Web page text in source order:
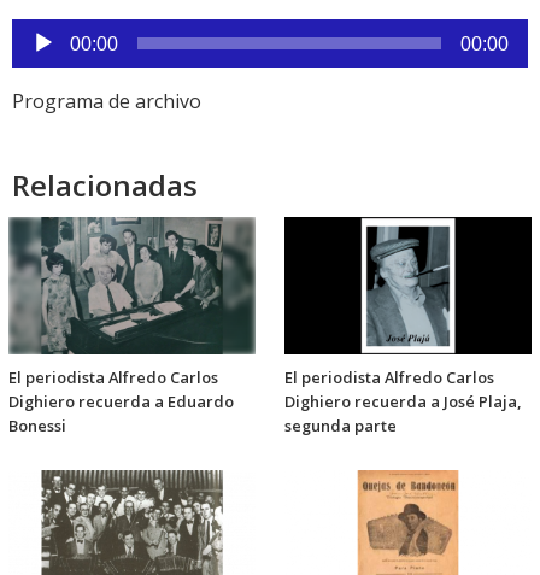
Reproductor
de
audio
00:00 00:00
Programa de archivo
Relacionadas
El periodista Alfredo Carlos
Dighiero recuerda a Eduardo
Bonessi
El periodista Alfredo Carlos
Dighiero recuerda a José Plaja,
segunda parte